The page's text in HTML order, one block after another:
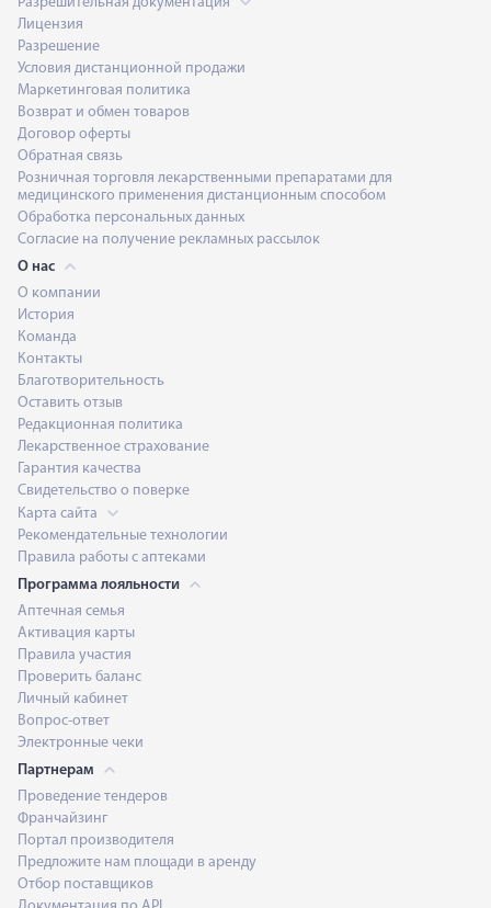
Лицензия
Разрешение
Условия дистанционной продажи
Маркетинговая политика
Возврат и обмен товаров
Договор оферты
Обратная связь
Розничная торговля лекарственными препаратами для
медицинского применения дистанционным способом
Обработка персональных данных
Согласие на получение рекламных рассылок
О нас
О компании
История
Команда
Контакты
Благотворительность
Оставить отзыв
Редакционная политика
Лекарственное страхование
Гарантия качества
Свидетельство о поверке
Карта сайта
Рекомендательные технологии
Правила работы с аптеками
Программа лояльности
Аптечная семья
Активация карты
Правила участия
Проверить баланс
Личный кабинет
Вопрос-ответ
Электронные чеки
Партнерам
Проведение тендеров
Франчайзинг
Портал производителя
Предложите нам площади в аренду
Отбор поставщиков